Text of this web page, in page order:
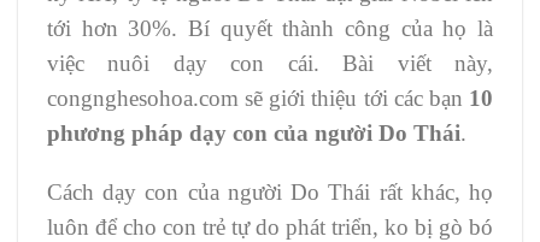
tới hơn 30%. Bí quyết thành công của họ là
việc nuôi dạy con cái.Bài viết này,
congnghesohoa.com sẽ giới thiệu tới các bạn 10
phương pháp dạy con của người Do Thái.
Cách dạy con của người Do Thái rất khác, họ
luôn để cho con trẻ tự do phát triển, ko bị gò bó